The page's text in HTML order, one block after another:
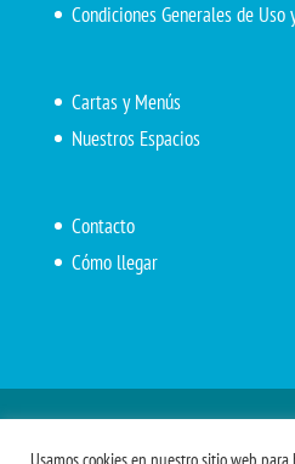
Condiciones Generales de
Cartas y Menús
Nuestros Espacios
Contacto
Cómo llegar